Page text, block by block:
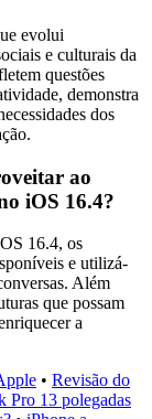
evolui
e culturais da
questões
demonstra
dos
ao
iOS 16.4?
16.4, os
e utilizá-
Além
que possam
a
• Revisão do
Pro 13 polegadas